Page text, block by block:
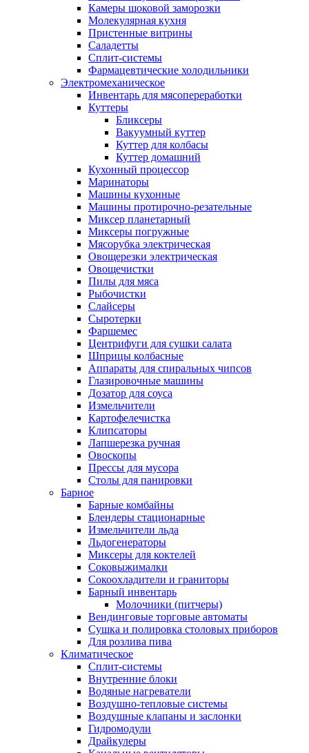
Камеры шоковой заморозки
Молекулярная кухня
Пристенные витрины
Саладетты
Сплит-системы
Фармацевтические холодильники
Электромеханическое
Инвентарь для мясопереработки
Куттеры
Бликсеры
Вакуумный куттер
Куттер для колбасы
Куттер домашний
Кухонный процессор
Маринаторы
Машины кухонные
Машины протирочно-резательные
Миксер планетарный
Миксеры погружные
Мясорубка электрическая
Овощерезки электрическая
Овощечистки
Пилы для мяса
Рыбочистки
Слайсеры
Сыротерки
Фаршемес
Центрифуги для сушки салата
Шприцы колбасные
Аппараты для спиральных чипсов
Глазировочные машины
Дозатор для соуса
Измельчители
Картофелечистка
Клипсаторы
Лапшерезка ручная
Овоскопы
Прессы для мусора
Столы для панировки
Барное
Барные комбайны
Блендеры стационарные
Измельчители льда
Льдогенераторы
Миксеры для коктелей
Соковыжималки
Сокоохладители и граниторы
Барный инвентарь
Молочники (питчеры)
Вендинговые торговые автоматы
Сушка и полировка столовых приборов
Для розлива пива
Климатическое
Сплит-системы
Внутренние блоки
Водяные нагреватели
Воздушно-тепловые системы
Воздушные клапаны и заслонки
Гидромодули
Драйкулеры